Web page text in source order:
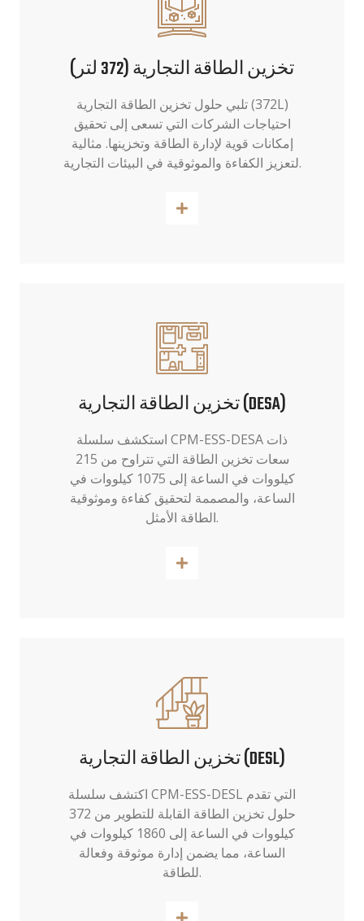
تخزين الطاقة التجارية (372 لتر)
تلبي حلول تخزين الطاقة التجارية (372L)
احتياجات الشركات التي تسعى إلى تحقيق
إمكانات قوية لإدارة الطاقة وتخزينها. مثالية
لتعزيز الكفاءة والموثوقية في البيئات التجارية.
تخزين الطاقة التجارية (DESA)
استكشف سلسلة CPM-ESS-DESA ذات
سعات تخزين الطاقة التي تتراوح من 215
كيلووات في الساعة إلى 1075 كيلووات في
الساعة، والمصممة لتحقيق كفاءة وموثوقية
الطاقة الأمثل.
تخزين الطاقة التجارية (DESL)
اكتشف سلسلة CPM-ESS-DESL التي تقدم
حلول تخزين الطاقة القابلة للتطوير من 372
كيلووات في الساعة إلى 1860 كيلووات في
الساعة، مما يضمن إدارة موثوقة وفعالة
للطاقة.